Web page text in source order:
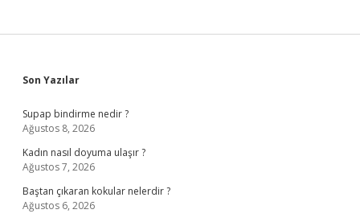
Sidebar
Son Yazılar
Supap bindirme nedir ?
Ağustos 8, 2026
Kadın nasıl doyuma ulaşır ?
Ağustos 7, 2026
Baştan çıkaran kokular nelerdir ?
Ağustos 6, 2026